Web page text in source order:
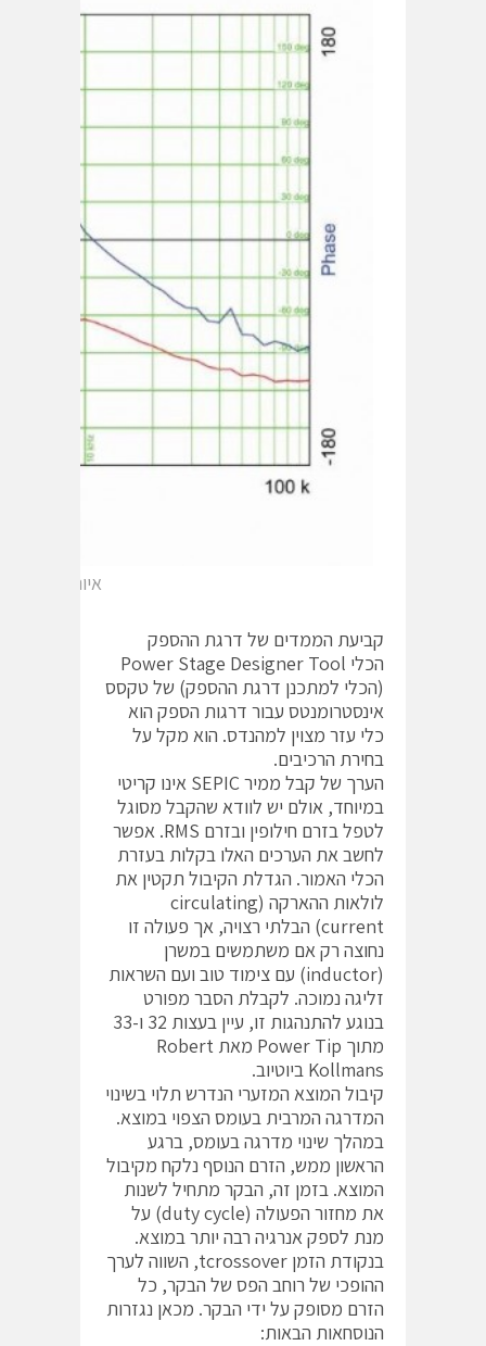
איור 4: תרשים bode של מערכת ללא ריסון
קביעת הממדים של דרגת ההספק
הכלי Power Stage Designer Tool
(הכלי למתכנן דרגת ההספק) של טקסס
אינסטרומנטס עבור דרגות הספק הוא
כלי עזר מצוין למהנדס. הוא מקל על
בחירת הרכיבים.
הערך של קבל ממיר SEPIC אינו קריטי
במיוחד, אולם יש לוודא שהקבל מסוגל
לטפל בזרם חילופין ובזרם RMS. אפשר
לחשב את הערכים האלו בקלות בעזרת
הכלי האמור. הגדלת הקיבול תקטין את
לולאות ההארקה (circulating
current) הבלתי רצויה, אך פעולה זו
נחוצה רק אם משתמשים במשרן
(inductor) עם צימוד טוב ועם השראות
זליגה נמוכה. לקבלת הסבר מפורט
בנוגע להתנהגות זו, עיין בעצות 32 ו-33
מתוך Power Tip מאת Robert
Kollmans ביוטיוב.
קיבול המוצא המזערי הנדרש תלוי בשינוי
המדרגה המרבית בעומס הצפוי במוצא.
במהלך שינוי מדרגה בעומס, ברגע
הראשון ממש, הזרם הנוסף נלקח מקיבול
המוצא. בזמן זה, הבקר מתחיל לשנות
את מחזור הפעולה (duty cycle) על
מנת לספק אנרגיה רבה יותר במוצא.
בנקודת הזמן tcrossover, השווה לערך
ההופכי של רוחב הפס של הבקר, כל
הזרם מסופק על ידי הבקר. מכאן נגזרות
הנוסחאות הבאות: